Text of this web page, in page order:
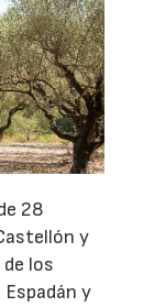
28
y
los
y